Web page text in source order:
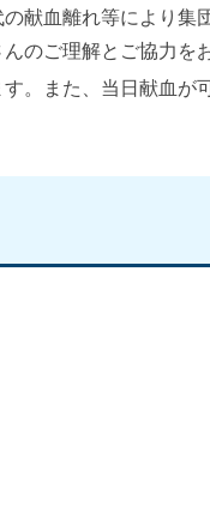
献血離れ等により集
んのご理解とご協力
す。また、当日献血が